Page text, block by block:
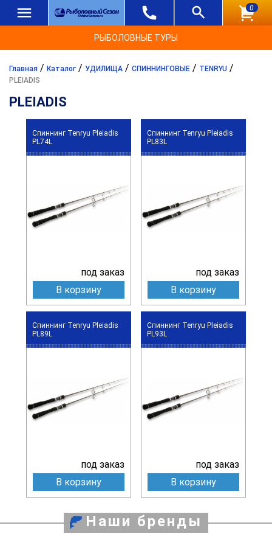
0
РЫБОЛОВНЫЕ ТУРЫ
Главная / Каталог / УДИЛИЩА / СПИННИНГОВЫЕ / TENRYU /
PLEIADIS
PLEIADIS
Спиннинг Tenryu Pleiadis
PL74L
под заказ
В корзину
Спиннинг Tenryu Pleiadis
PL83L
под заказ
В корзину
Спиннинг Tenryu Pleiadis
PL89L
под заказ
В корзину
Спиннинг Tenryu Pleiadis
PL93L
под заказ
В корзину
Наши бренды